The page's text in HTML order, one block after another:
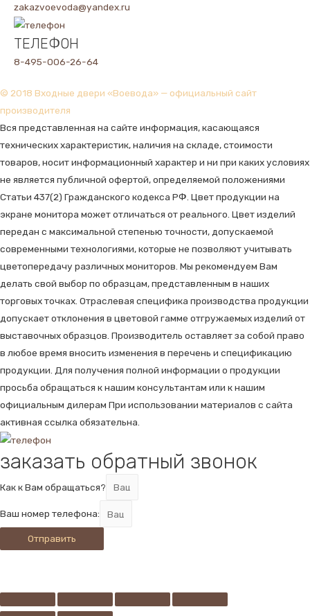
zakazvoevoda@yandex.ru
ТЕЛЕФОН
8-495-006-26-64
© 2018 Входные двери «Воевода» — официальный сайт
производителя
Вся представленная на сайте информация, касающаяся
технических характеристик, наличия на складе, стоимости
товаров, носит информационный характер и ни при каких условиях
не является публичной офертой, определяемой положениями
Статьи 437(2) Гражданского кодекса РФ. Цвет продукции на
экране монитора может отличаться от реального. Цвет изделий
передан с максимальной степенью точности, допускаемой
современными технологиями, которые не позволяют учитывать
цветопередачу различных мониторов. Мы рекомендуем Вам
делать свой выбор по образцам, представленным в наших
торговых точках. Отраслевая специфика производства продукции
допускает отклонения в цветовой гамме отгружаемых изделий от
выставочных образцов. Производитель оставляет за собой право
в любое время вносить изменения в перечень и спецификацию
продукции. Для получения полной информации о продукции
просьба обращаться к нашим консультантам или к нашим
официальным дилерам При использовании материалов с сайта
активная ссылка обязательна.
заказать обратный звонок
Как к Вам обращаться?
Ваш номер телефона:
Отправить